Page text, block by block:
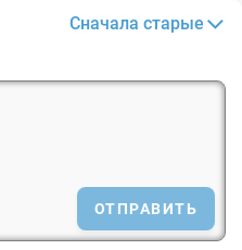
Сначала старые
ОТПРАВИТЬ